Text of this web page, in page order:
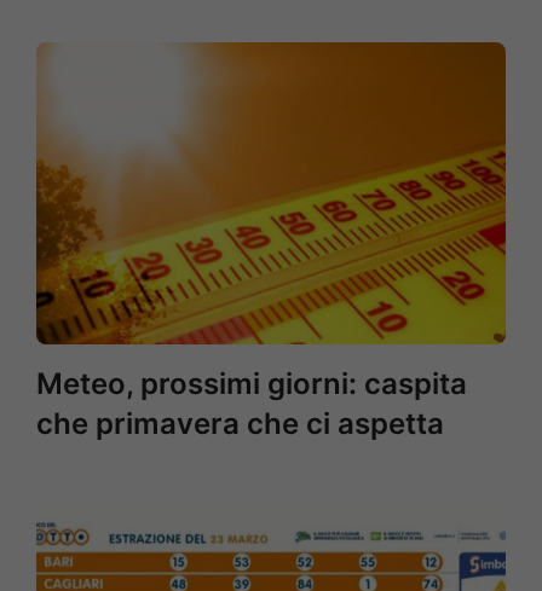
Meteo, prossimi giorni: caspita
che primavera che ci aspetta